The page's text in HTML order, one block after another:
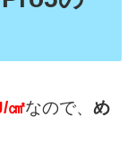
㎠なので、 め